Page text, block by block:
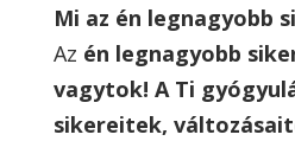
Mi az én legnagyobb
Az én legnagyobb
vagytok! A Ti
sikereitek,